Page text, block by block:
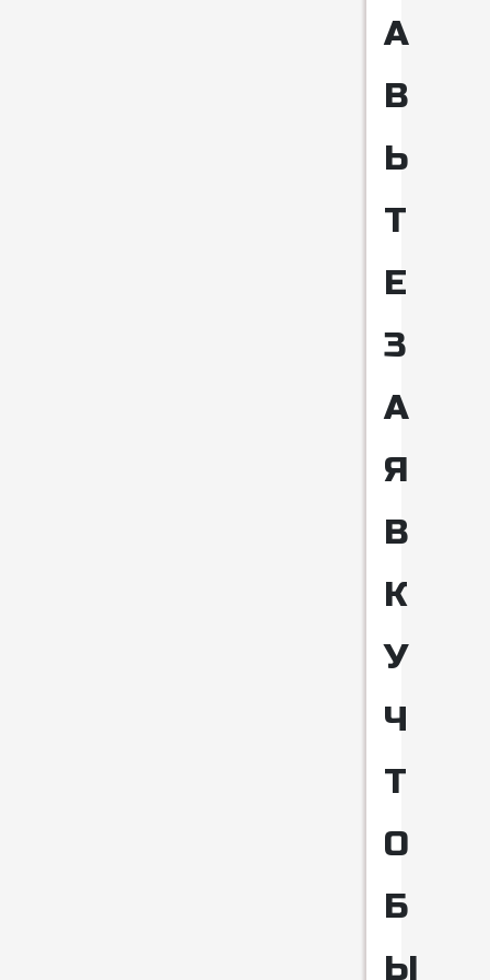
А
В
Ь
Т
Е
З
А
Я
В
К
У
Ч
Т
О
Б
Ы